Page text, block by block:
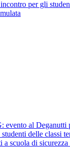
per gli
evento al
delle classi
a scuola di